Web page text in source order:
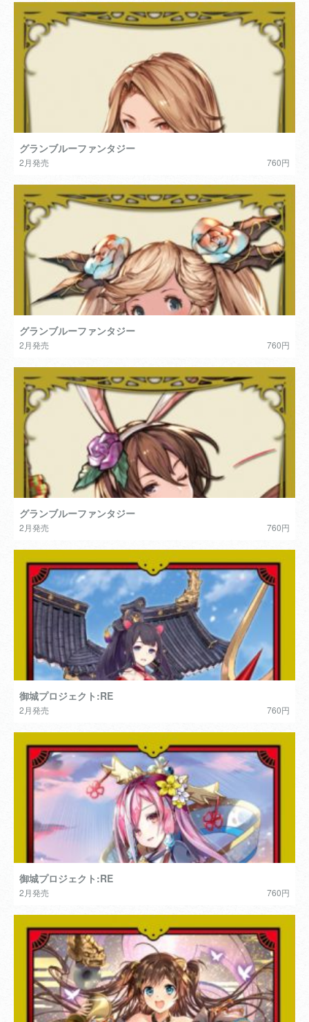
グランブルーファンタジー
2月発売 760円
グランブルーファンタジー
2月発売 760円
グランブルーファンタジー
2月発売 760円
御城プロジェクト:RE
2月発売 760円
御城プロジェクト:RE
2月発売 760円